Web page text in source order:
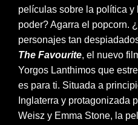
películas sobre la política y
poder? Agarra el popcorn.
personajes tan
The Favourite, el nuevo
Yorgos Lanthimos que
es para ti. Situada a
Inglaterra y protagonizada
Weisz y Emma Stone, la